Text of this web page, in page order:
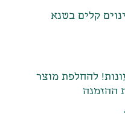
קלים בטנא
להחלפת מוצר
ההזמנה